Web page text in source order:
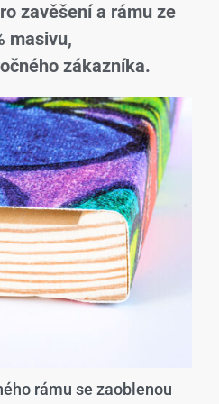
zavěšení a rámu ze
masivu,
zákazníka.
rámu se zaoblenou